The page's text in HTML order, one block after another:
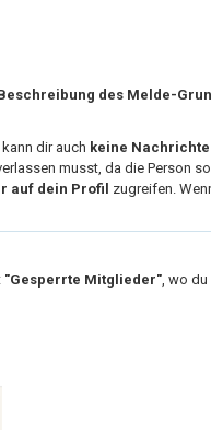
des Melde-
dir auch keine
musst, da die Person
auf dein Profil
zugreifen.
"Gesperrte Mitglieder", wo du